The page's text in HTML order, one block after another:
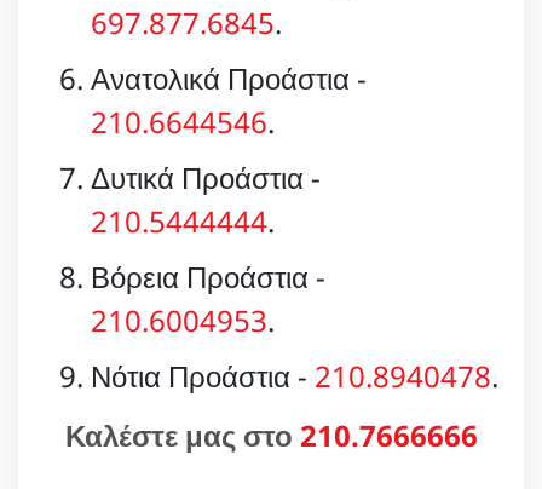
697.877.6845.
Ανατολικά Προάστια -
210.6644546.
Δυτικά Προάστια -
210.5444444.
Βόρεια Προάστια -
210.6004953.
Νότια Προάστια - 210.8940478.
Καλέστε μας στο 210.7666666